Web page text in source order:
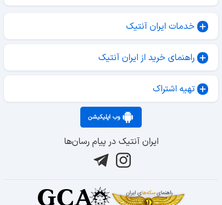
خدمات ایران آنتیک
راهنمای خرید از ایران آنتیک
تهیه اشتراک
وب اپلیکیشن
ایران آنتیک در پیام رسان‌ها